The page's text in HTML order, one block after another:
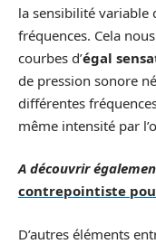
la sensibilité
fréquences. Cela
courbes d’égal
de pression sonore
différentes
même intensité par
A découvrir
contrepointiste
D’autres éléments